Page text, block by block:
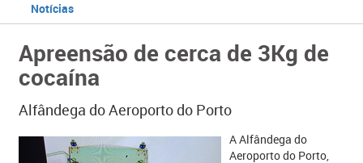
Notícias
Apreensão de cerca de 3Kg de
cocaína
Alfândega do Aeroporto do Porto
A Alfândega do
Aeroporto do Porto,